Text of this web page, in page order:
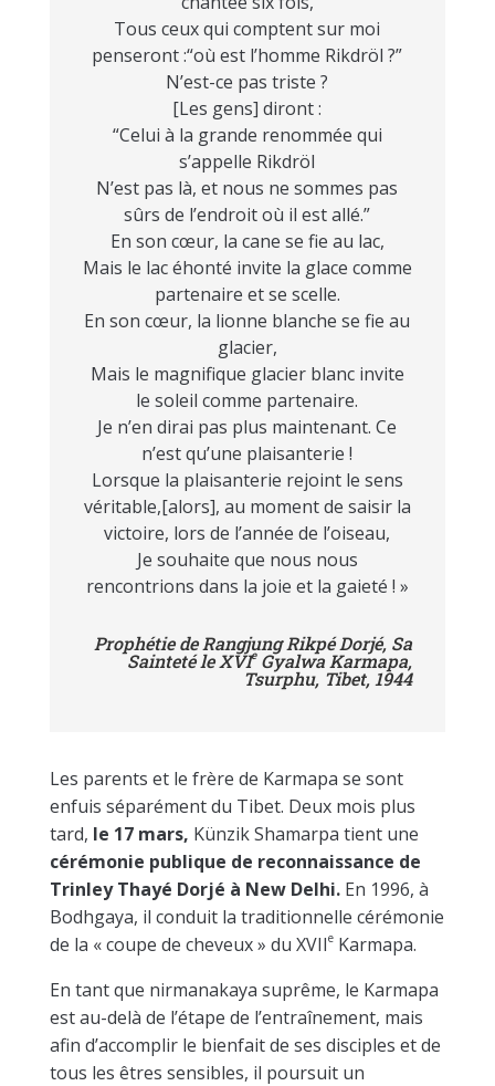
Tous ceux qui comptent sur moi
penseront :“où est l’homme Rikdröl ?”
N’est-ce pas triste ?
[Les gens] diront :
“Celui à la grande renommée qui
s’appelle Rikdröl
N’est pas là, et nous ne sommes pas
sûrs de l’endroit où il est allé.”
En son cœur, la cane se fie au lac,
Mais le lac éhonté invite la glace comme
partenaire et se scelle.
En son cœur, la lionne blanche se fie au
glacier,
Mais le magnifique glacier blanc invite
le soleil comme partenaire.
Je n’en dirai pas plus maintenant. Ce
n’est qu’une plaisanterie !
Lorsque la plaisanterie rejoint le sens
véritable,[alors], au moment de saisir la
victoire, lors de l’année de l’oiseau,
Je souhaite que nous nous
rencontrions dans la joie et la gaieté ! »
Prophétie de Rangjung Rikpé Dorjé, Sa
Sainteté le XVIeGyalwa Karmapa,
Tsurphu, Tibet, 1944
Les parents et le frère de Karmapa se sont
enfuis séparément du Tibet. Deux mois plus
tard, le 17 mars, Künzik Shamarpa tient une
cérémonie publique de reconnaissance de
Trinley Thayé Dorjé à New Delhi.En 1996, à
Bodhgaya, il conduit la traditionnelle cérémonie
de la « coupe de cheveux » du XVIIeKarmapa.
En tant que nirmanakaya suprême, le Karmapa
est au-delà de l’étape de l’entraînement, mais
afin d’accomplir le bienfait de ses disciples et de
tous les êtres sensibles, il poursuit un